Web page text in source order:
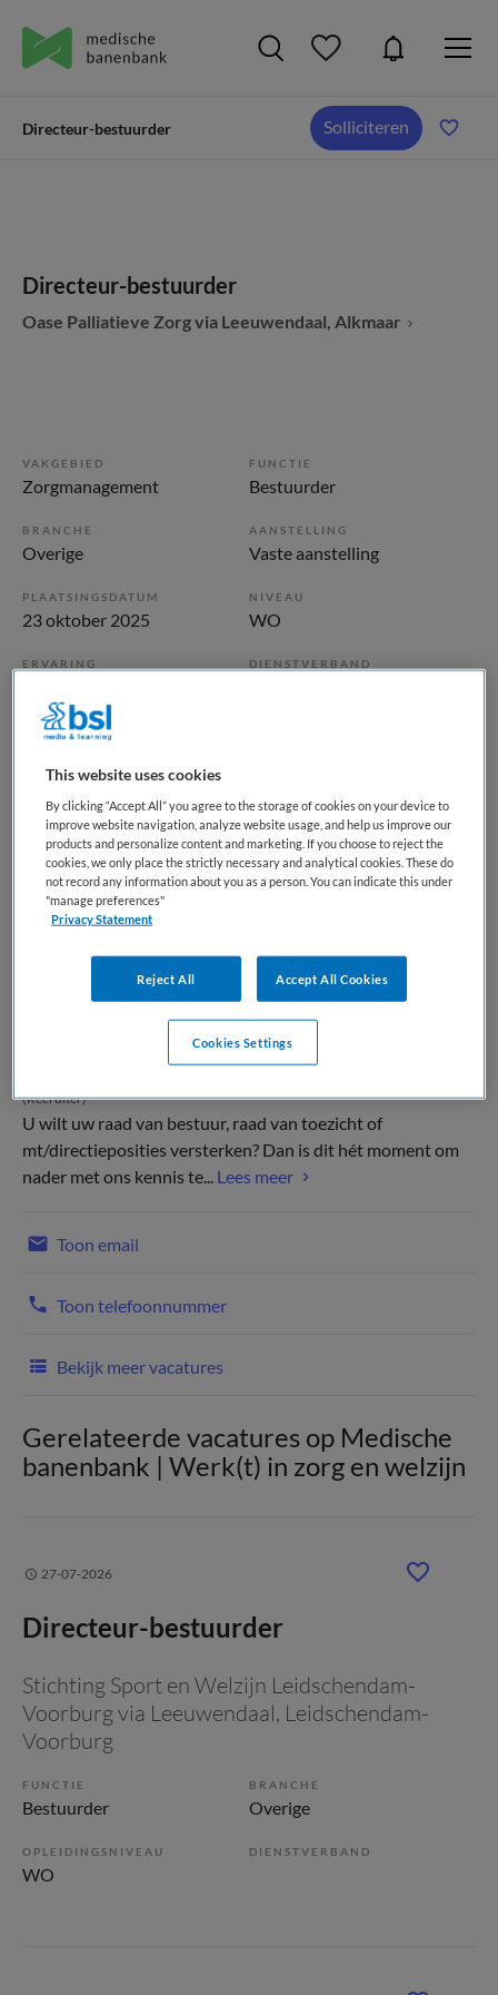
Directeur-bestuurder Solliciteren
Directeur-bestuurder
Oase Palliatieve Zorg via Leeuwendaal, Alkmaar
VAKGEBIED
Zorgmanagement
FUNCTIE
Bestuurder
BRANCHE
Overige
AANSTELLING
Vaste aanstelling
PLAATSINGSDATUM
23 oktober 2025
NIVEAU
WO
ERVARING DIENSTVERBAND
Vacature niet beschikbaar
Deze vacature Directeur-bestuurder bij Oase Palliatieve
Zorg via Leeuwendaal is niet meer actueel. Hieronder staan
enkele vergelijkbare vacatures die voor u wellicht
interessant zijn.
(Recruiter)
U wilt uw raad van bestuur, raad van toezicht of
mt/directieposities versterken? Dan is dit hét moment om
nader met ons kennis te... Lees meer
Toon email
Toon telefoonnummer
Bekijk meer vacatures
Gerelateerde vacatures op Medische
banenbank | Werk(t) in zorg en welzijn
27-07-2026
Directeur-bestuurder
Stichting Sport en Welzijn Leidschendam-
Voorburg via Leeuwendaal, Leidschendam-
Voorburg
FUNCTIE
Bestuurder
BRANCHE
Overige
OPLEIDINGSNIVEAU
WO
DIENSTVERBAND
This website uses cookies
By clicking “Accept All” you agree to the storage of cookies on your device to
improve website navigation, analyze website usage, and help us improve our
products and personalize content and marketing. If you choose to reject the
cookies, we only place the strictly necessary and analytical cookies. These do
not record any information about you as a person. You can indicate this under
"manage preferences"
Privacy Statement
Reject All Accept All Cookies
Cookies Settings